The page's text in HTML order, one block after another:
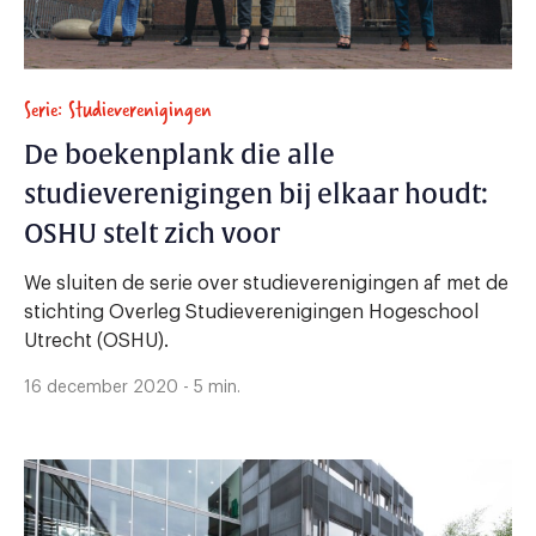
Serie: Studieverenigingen
De boekenplank die alle
studieverenigingen bij elkaar houdt:
OSHU stelt zich voor
We sluiten de serie over studieverenigingen af met de
stichting Overleg Studieverenigingen Hogeschool
Utrecht (OSHU).
16 december 2020 - 5 min.